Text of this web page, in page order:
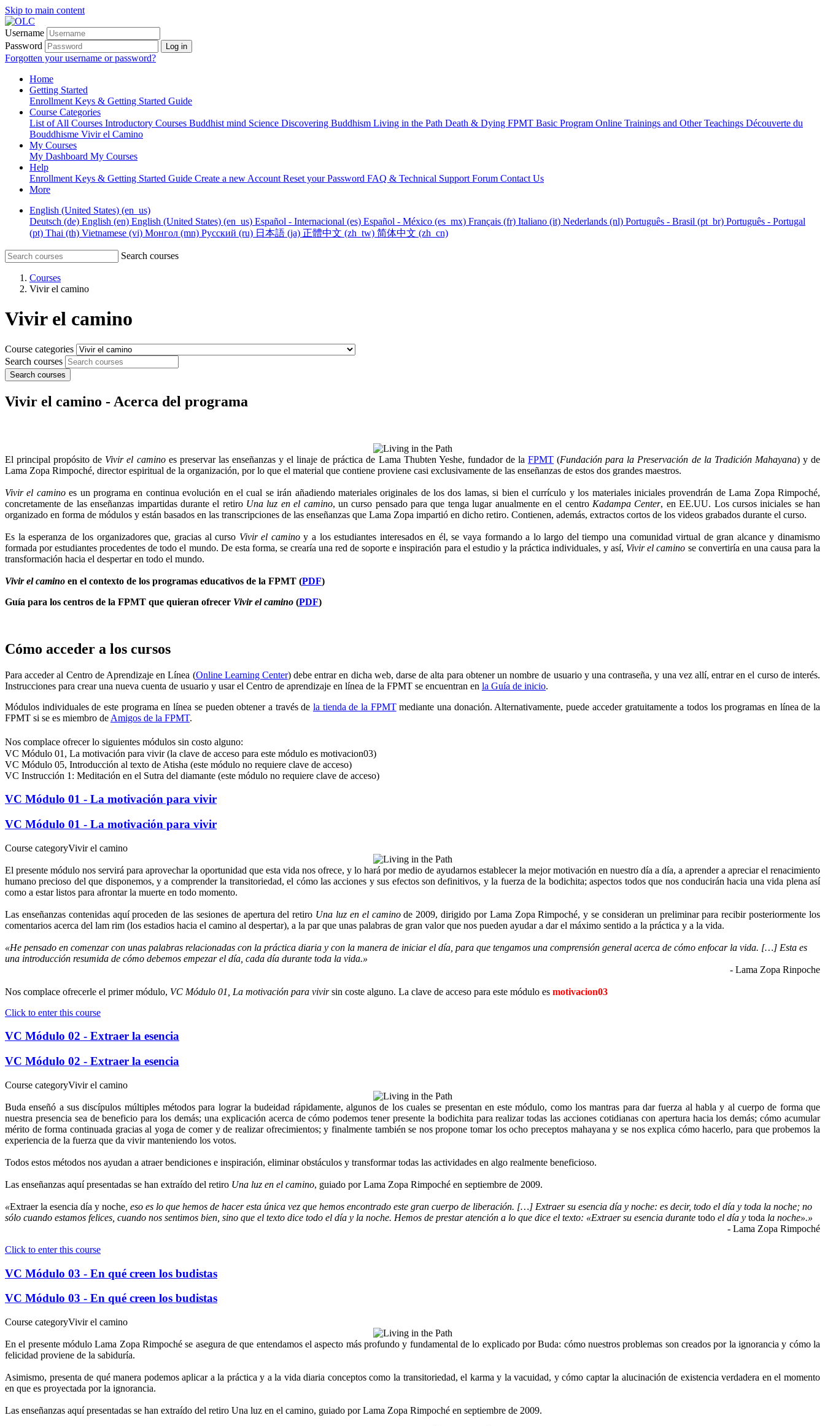
Skip to main content
Username
Password
Log in
Forgotten your username or password?
Home
Getting Started
Enrollment Keys & Getting Started Guide
Course Categories
List of All Courses Introductory Courses Buddhist mind Science Discovering Buddhism Living in the Path Death & Dying FPMT Basic Program Online Trainings and Other Teachings Découverte du
Bouddhisme Vivir el Camino
My Courses
My Dashboard My Courses
Help
Enrollment Keys & Getting Started Guide Create a new Account Reset your Password FAQ & Technical Support Forum Contact Us
More
English (United States) ‎(en_us)‎
Deutsch ‎(de)‎ English ‎(en)‎ English (United States) ‎(en_us)‎ Español - Internacional ‎(es)‎ Español - México ‎(es_mx)‎ Français ‎(fr)‎ Italiano ‎(it)‎ Nederlands ‎(nl)‎ Português - Brasil ‎(pt_br)‎ Português - Portugal
‎(pt)‎ Thai ‎(th)‎ Vietnamese ‎(vi)‎ Монгол ‎(mn)‎ Русский ‎(ru)‎ 日本語 ‎(ja)‎ 正體中文 ‎(zh_tw)‎ 简体中文 ‎(zh_cn)‎
Search courses
Courses
Vivir el camino
Vivir el camino
Course categories
Search courses
Search courses
Vivir el camino - Acerca del programa
El principal propósito de Vivir el camino es preservar las enseñanzas y el linaje de práctica de Lama Thubten Yeshe, fundador de laFPMT (Fundación para la Preservación de la Tradición Mahayana) y de
Lama Zopa Rimpoché, director espiritual de la organización, por lo que el material que contiene proviene casi exclusivamente de las enseñanzas de estos dos grandes maestros.
Vivir el caminoes un programa en continua evolución en el cual se irán añadiendo materiales originales de los dos lamas, si bien el currículo y los materiales iniciales provendrán de Lama Zopa Rimpoché,
concretamente de las enseñanzas impartidas durante el retiro Una luz en el camino, un curso pensado para que tenga lugar anualmente en el centro Kadampa Center, en EE.UU. Los cursos iniciales se han
organizado en forma de módulos y están basados en las transcripciones de las enseñanzas que Lama Zopa impartió en dicho retiro. Contienen, además, extractos cortos de los videos grabados durante el curso.
Es la esperanza de los organizadores que, gracias al curso Vivir el caminoy a los estudiantes interesados en él, se vaya formando a lo largo del tiempo una comunidad virtual de gran alcance y dinamismo
formada por estudiantes procedentes de todo el mundo. De esta forma, se crearía una red de soporte e inspiración para el estudio y la práctica individuales, y así, Vivir el camino se convertiría en una causa para la
transformación hacia el despertar en todo el mundo.
Vivir el camino en el contexto de los programas educativos de la FPMT (PDF)
Guía para los centros de la FPMT que quieran ofrecer Vivir el camino (PDF)
Cómo acceder a los cursos
Para acceder al Centro de Aprendizaje en Línea (Online Learning Center) debe entrar en dicha web, darse de alta para obtener un nombre de usuario y una contraseña, y una vez allí, entrar en el curso de interés.
Instrucciones para crear una nueva cuenta de usuario y usar el Centro de aprendizaje en línea de la FPMT se encuentran en la Guía de inicio.
Módulos individuales de este programa en línea se pueden obtener a través de la tienda de la FPMTmediante una donación. Alternativamente, puede acceder gratuitamente a todos los programas en línea de la
FPMT si se es miembro de Amigos de la FPMT.
Nos complace ofrecer lo siguientes módulos sin costo alguno:
VC Módulo 01, La motivación para vivir (la clave de acceso para este módulo es motivacion03)
VC Módulo 05, Introducción al texto de Atisha (este módulo no requiere clave de acceso)
VC Instrucción 1: Meditación en el Sutra del diamante (este módulo no requiere clave de acceso)
VC Módulo 01 - La motivación para vivir
VC Módulo 01 - La motivación para vivir
Course categoryVivir el camino
El presente módulo nos servirá para aprovechar la oportunidad que esta vida nos ofrece, y lo hará por medio de ayudarnos establecer la mejor motivación en nuestro día a día, a aprender a apreciar el renacimiento
humano precioso del que disponemos, y a comprender la transitoriedad, el cómo las acciones y sus efectos son definitivos, y la fuerza de la bodichita; aspectos todos que nos conducirán hacia una vida plena así
como a estar listos para afrontar la muerte en todo momento.
Las enseñanzas contenidas aquí proceden de las sesiones de apertura del retiro Una luz en el caminode 2009, dirigido por Lama Zopa Rimpoché, y se consideran un preliminar para recibir posteriormente los
comentarios acerca del lam rim (los estadios hacia el camino al despertar), a la par que unas palabras de gran valor que nos pueden ayudar a dar el máximo sentido a la práctica y a la vida.
«He pensado en comenzar con unas palabras relacionadas con la práctica diaria y con la manera de iniciar el día, para que tengamos una comprensión general acerca de cómo enfocar la vida. […] Esta es
una introducción resumida de cómo debemos empezar el día, cada día durante toda la vida.»
- Lama Zopa Rinpoche
Nos complace ofrecerle el primer módulo, VC Módulo 01, La motivación para vivirsin coste alguno. La clave de acceso para este módulo es motivacion03
Click to enter this course
VC Módulo 02 - Extraer la esencia
VC Módulo 02 - Extraer la esencia
Course categoryVivir el camino
Buda enseñó a sus discípulos múltiples métodos para lograr la budeidad rápidamente, algunos de los cuales se presentan en este módulo, como los mantras para dar fuerza al habla y al cuerpo de forma que
nuestra presencia sea de beneficio para los demás; una explicación acerca de cómo podemos tener presente la bodichita para realizar todas las acciones cotidianas con apertura hacia los demás; cómo acumular
mérito de forma continuada gracias al yoga de comer y de realizar ofrecimientos; y finalmente también se nos propone tomar los ocho preceptos mahayana y se nos explica cómo hacerlo, para que probemos la
experiencia de la fuerza que da vivir manteniendo los votos.
Todos estos métodos nos ayudan a atraer bendiciones e inspiración, eliminar obstáculos y transformar todas las actividades en algo realmente beneficioso.
Las enseñanzas aquí presentadas se han extraído del retiro Una luz en el camino, guiado por Lama Zopa Rimpoché en septiembre de 2009.
«Extraer la esencia día y noche , eso es lo que hemos de hacer esta única vez que hemos encontrado este gran cuerpo de liberación. […] Extraer su esencia día y noche: es decir, todo el día y toda la noche; no
sólo cuando estamos felices, cuando nos sentimos bien, sino que el texto dice todo el día y la noche. Hemos de prestar atención a lo que dice el texto: «Extraer su esencia durante todo el día y toda la noche».»
- Lama Zopa Rimpoché
Click to enter this course
VC Módulo 03 - En qué creen los budistas
VC Módulo 03 - En qué creen los budistas
Course categoryVivir el camino
En el presente módulo Lama Zopa Rimpoché se asegura de que entendamos el aspecto más profundo y fundamental de lo explicado por Buda: cómo nuestros problemas son creados por la ignorancia y cómo la
felicidad proviene de la sabiduría.
Asimismo, presenta de qué manera podemos aplicar a la práctica y a la vida diaria conceptos como la transitoriedad, el karma y la vacuidad, y cómo captar la alucinación de existencia verdadera en el momento
en que es proyectada por la ignorancia.
Las enseñanzas aquí presentadas se han extraído del retiro Una luz en el camino, guiado por Lama Zopa Rimpoché en septiembre de 2009.